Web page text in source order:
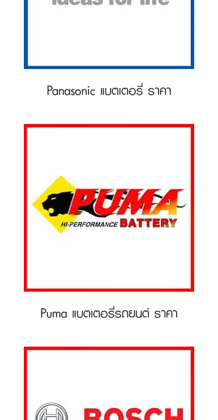
Panasonic แบตเตอรี่ ราคา
Puma แบตเตอรี่รถยนต์ ราคา